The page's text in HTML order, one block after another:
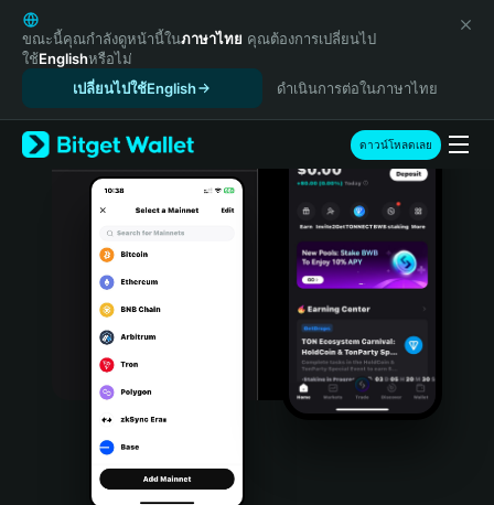
English
日本語
Tiếng Việt
Español (Latinoamérica)
Türkçe
Italiano
Português (Portugal)
Bahasa Indonesia
Português (Brasil)
Español (Argentina)
ขณะนี้คุณกำลังดูหน้านี้ในภาษาไทย คุณต้องการเปลี่ยนไป
ใช้Englishหรือไม่
เปลี่ยนไปใช้English
ดำเนินการต่อในภาษาไทย
ดาวน์โหลดเลย